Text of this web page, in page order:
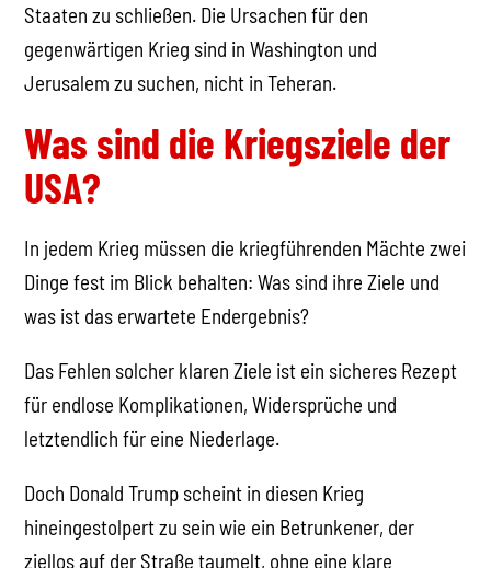
Staaten zu schließen. Die Ursachen für den
gegenwärtigen Krieg sind in Washington und
Jerusalem zu suchen, nicht in Teheran.
Was sind die Kriegsziele der
USA?
In jedem Krieg müssen die kriegführenden Mächte zwei
Dinge fest im Blick behalten: Was sind ihre Ziele und
was ist das erwartete Endergebnis?
Das Fehlen solcher klaren Ziele ist ein sicheres Rezept
für endlose Komplikationen, Widersprüche und
letztendlich für eine Niederlage.
Doch Donald Trump scheint in diesen Krieg
hineingestolpert zu sein wie ein Betrunkener, der
ziellos auf der Straße taumelt, ohne eine klare